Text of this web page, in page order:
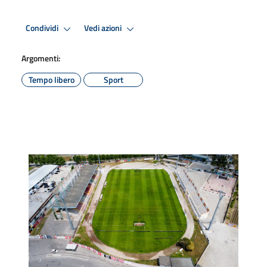
Condividi Vedi azioni
Argomenti:
Tempo libero
Sport